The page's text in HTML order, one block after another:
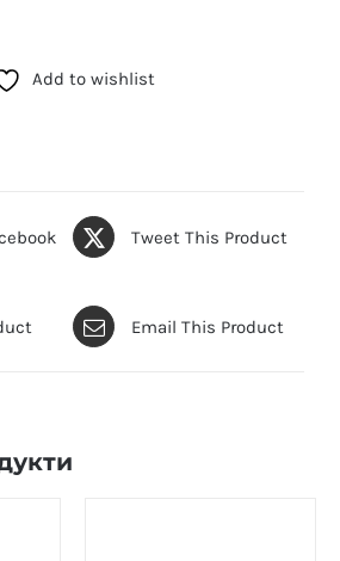
Add to wishlist
Tweet This Product
Email This Product